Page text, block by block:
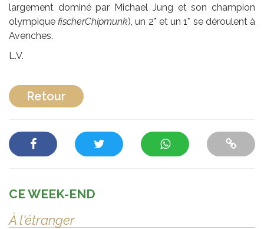
largement dominé par Michael Jung et son champion
olympiquefischerChipmunk), un 2* et un 1* se déroulent à
Avenches.
L.V.
Retour
CE WEEK-END
À l'étranger